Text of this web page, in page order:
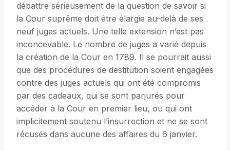
débattre sérieusement de la question de savoir si
la Cour suprême doit être élargie au-delà de ses
neuf juges actuels. Une telle extension n’est pas
inconcevable. Le nombre de juges a varié depuis
la création de la Cour en 1789. Il se pourrait aussi
que des procédures de destitution soient engagées
contre des juges actuels qui ont été compromis
par des cadeaux, qui se sont parjurés pour
accéder à la Cour en premier lieu, ou qui ont
implicitement soutenu l’insurrection et ne se sont
récusés dans aucune des affaires du 6 janvier.